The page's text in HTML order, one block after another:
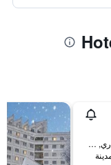
Str. Culturii no 3, بايا ماري, رومانيا